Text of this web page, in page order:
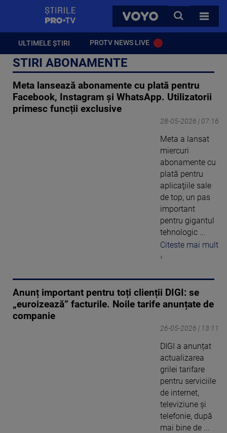
VOYO
CAUTA
TOATE
ULTIMELE ȘTIRI PROTV NEWS LIVE
STIRI ABONAMENTE
Meta lansează abonamente cu plată pentru
Facebook, Instagram şi WhatsApp. Utilizatorii
primesc funcții exclusive
28-05-2026 | 07:16
Meta a lansat
miercuri
abonamente cu
plată pentru
aplicaţiile sale
de top, un pas
important
pentru gigantul
tehnologic ...
Citeste mai mult
›
Anunț important pentru toți clienții DIGI: se
„euroizează” facturile. Noile tarife anunțate de
companie
26-05-2026 | 13:11
DIGI a anunțat
actualizarea
grilei tarifare
pentru serviciile
de internet,
televiziune și
telefonie, după
mai bine de ...